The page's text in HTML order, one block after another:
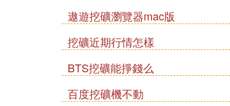
遨遊挖礦瀏覽器mac版
挖礦近期行情怎樣
BTS挖礦能掙錢么
百度挖礦機不動